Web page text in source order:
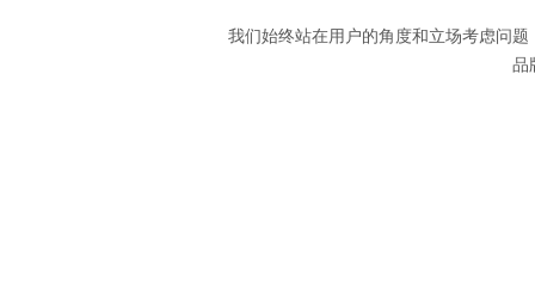
我们始终站在用户的角度和立场考虑问
品